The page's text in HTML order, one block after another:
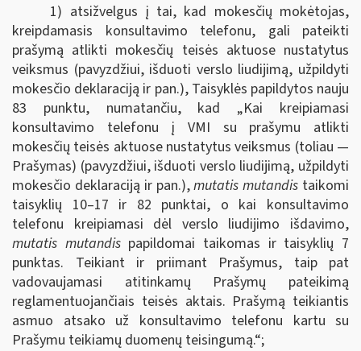
1) atsižvelgus į tai, kad mokesčių mokėtojas,
kreipdamasis konsultavimo telefonu, gali pateikti
prašymą atlikti mokesčių teisės aktuose nustatytus
veiksmus (pavyzdžiui, išduoti verslo liudijimą, užpildyti
mokesčio deklaraciją ir pan.), Taisyklės papildytos nauju
83 punktu, numatančiu, kad „Kai kreipiamasi
konsultavimo telefonu į VMI su prašymu atlikti
mokesčių teisės aktuose nustatytus veiksmus (toliau —
Prašymas) (pavyzdžiui, išduoti verslo liudijimą, užpildyti
mokesčio deklaraciją ir pan.),mutatis mutandis taikomi
taisyklių 10–17 ir 82 punktai, o kai konsultavimo
telefonu kreipiamasi dėl verslo liudijimo išdavimo,
mutatis mutandispapildomai taikomas ir taisyklių 7
punktas. Teikiant ir priimant Prašymus, taip pat
vadovaujamasi atitinkamų Prašymų pateikimą
reglamentuojančiais teisės aktais. Prašymą teikiantis
asmuo atsako už konsultavimo telefonu kartu su
Prašymu teikiamų duomenų teisingumą.“;